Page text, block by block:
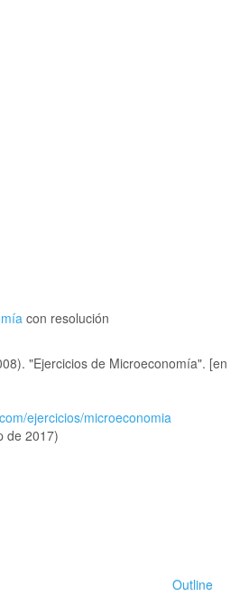
con resolución
"Ejercicios de Microeconomía". [en
ejercicios/microeconomia
de 2017)
Outline